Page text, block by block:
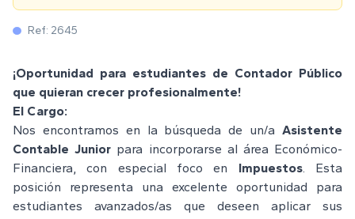
Ref: 2645
¡Oportunidad para estudiantes de Contador Público
que quieran crecer profesionalmente!
El Cargo:
Nos encontramos en la búsqueda de un/a Asistente
Contable Junior para incorporarse al área Económico-
Financiera, con especial foco en Impuestos. Esta
posición representa una excelente oportunidad para
estudiantes avanzados/as que deseen aplicar sus